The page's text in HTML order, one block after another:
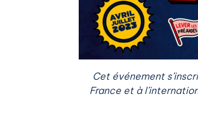
Cet événement
France et à